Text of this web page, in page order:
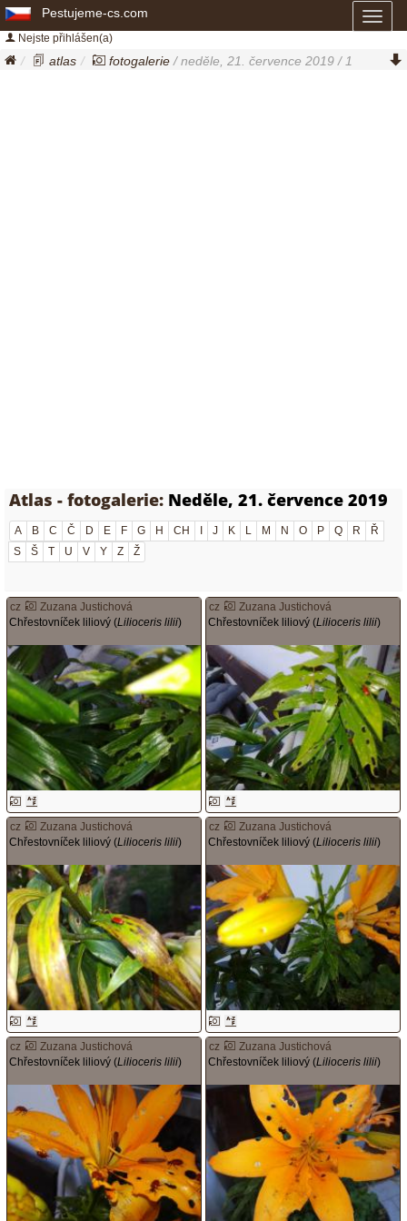
Pestujeme-cs.com
Nejste přihlášen(a)
atlas fotogalerie / neděle, 21. července 2019 / 1
Atlas - fotogalerie: Neděle, 21. července 2019
A B C Č D E F G H CH J K L M N O P Q R
Ř
S
Š T U V Y Z Ž
cz
Zuzana Justichová
Chřestovníček liliový (Lilioceris lilii)
cz
Zuzana Justichová
Chřestovníček liliový (Lilioceris lilii)
cz
Zuzana Justichová
Chřestovníček liliový (Lilioceris lilii)
cz
Zuzana Justichová
Chřestovníček liliový (Lilioceris lilii)
cz
Zuzana Justichová
Chřestovníček liliový (Lilioceris lilii)
cz
Zuzana Justichová
Chřestovníček liliový (Lilioceris lilii)